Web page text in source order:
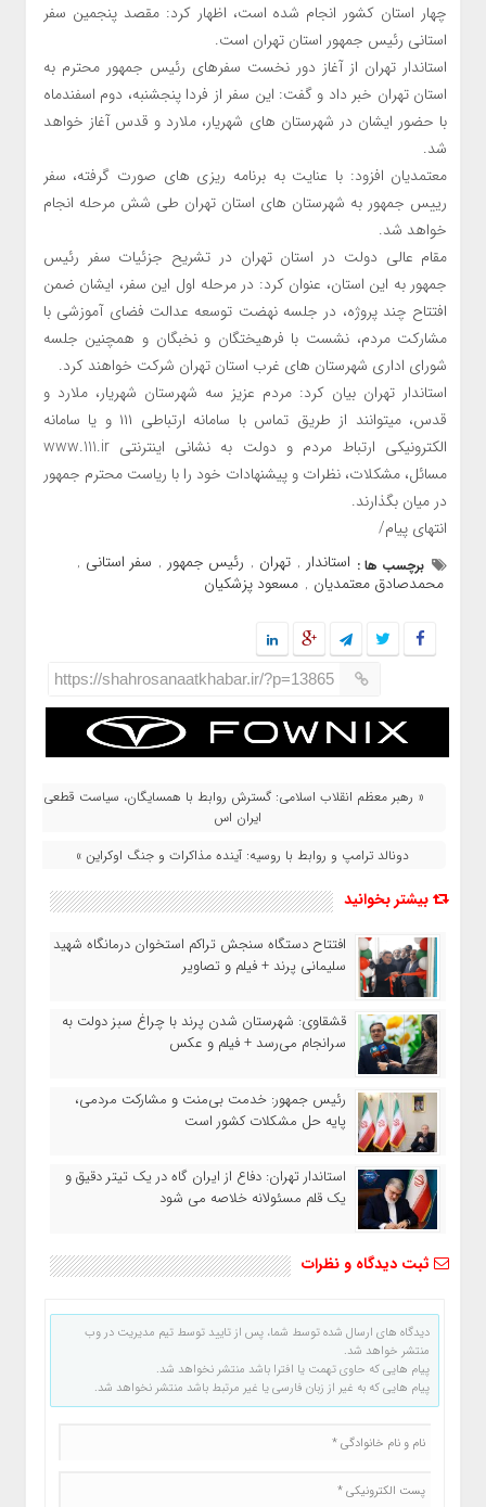
چهار استان کشور انجام شده است، اظهار کرد: مقصد پنجمین سفر
استانی رئیس جمهور استان تهران است.
استاندار تهران از آغاز دور نخست سفرهای رئیس جمهور محترم به
استان تهران خبر داد و گفت: این سفر از فردا پنجشنبه، دوم اسفندماه
با حضور ایشان در شهرستان های شهریار، ملارد و قدس آغاز خواهد
شد.
معتمدیان افزود: با عنایت به برنامه ریزی های صورت گرفته، سفر
رییس جمهور به شهرستان های استان تهران طی شش مرحله انجام
خواهد شد.
مقام عالی دولت در استان تهران در تشریح جزئیات سفر رئیس
جمهور به این استان، عنوان کرد: در مرحله اول این سفر، ایشان ضمن
افتتاح چند پروژه، در جلسه نهضت توسعه عدالت فضای آموزشی با
مشارکت مردم، نشست با فرهیختگان و نخبگان و همچنین جلسه
شورای اداری شهرستان های غرب استان تهران شرکت خواهند کرد.
استاندار تهران بیان کرد: مردم عزیز سه شهرستان شهریار، ملارد و
قدس، میتوانند از طریق تماس با سامانه ارتباطی ۱۱۱ و یا سامانه
الکترونیکی ارتباط مردم و دولت به نشانی اینترنتی www.111.ir
مسائل، مشکلات، نظرات و پیشنهادات خود را با ریاست محترم جمهور
در میان بگذارند.
انتهای پیام/
برچسب ها : استاندار , تهران , رئیس جمهور , سفر استانی ,
محمدصادق معتمدیان , مسعود پزشکیان
https://shahrosanaatkhabar.ir/?p=13865
« رهبر معظم انقلاب اسلامی: گسترش روابط با همسایگان، سیاست قطعی
ایران اس
دونالد ترامپ و روابط با روسیه: آینده مذاکرات و جنگ اوکراین »
بیشتر بخوانید
افتتاح دستگاه سنجش تراکم استخوان درمانگاه شهید
سلیمانی پرند + فیلم و تصاویر
قشقاوی: شهرستان شدن پرند با چراغ سبز دولت به
سرانجام می‌رسد + فیلم و عکس
رئیس جمهور: خدمت بی‌منت و مشارکت مردمی،
پایه حل مشکلات کشور است
استاندار تهران: دفاع از ایران گاه در یک تیتر دقیق و
یک قلم مسئولانه خلاصه می شود
ثبت دیدگاه و نظرات
دیدگاه های ارسال شده توسط شما، پس از تایید توسط تیم مدیریت در وب
منتشر خواهد شد.
پیام هایی که حاوی تهمت یا افترا باشد منتشر نخواهد شد.
پیام هایی که به غیر از زبان فارسی یا غیر مرتبط باشد منتشر نخواهد شد.